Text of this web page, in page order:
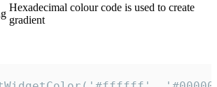
Hexadecimal colour code is used to create
gradient